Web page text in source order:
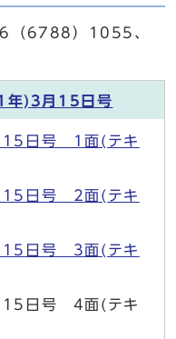
（6788）1055、
)3月15日号
15日号 1面(テキ
15日号 2面(テキ
15日号 3面(テキ
15日号 4面(テキ